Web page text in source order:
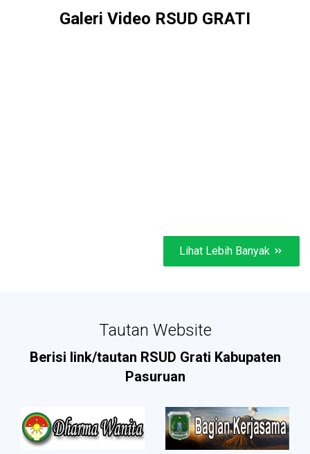
Galeri Video RSUD GRATI
Lihat Lebih Banyak
Tautan Website
Berisi link/tautan RSUD Grati Kabupaten
Pasuruan